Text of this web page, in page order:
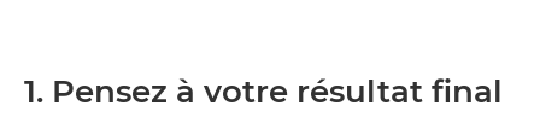
1. Pensez à votre résultat final